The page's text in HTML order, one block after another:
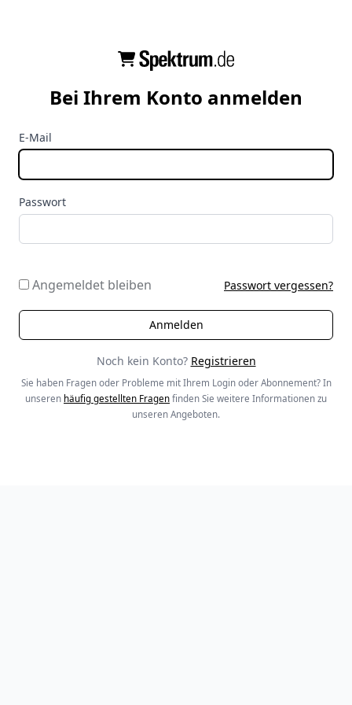
Bei Ihrem Konto anmelden
E-Mail
Passwort
Angemeldet bleiben Passwort vergessen?
Noch kein Konto? Registrieren
Sie haben Fragen oder Probleme mit Ihrem Login oder Abonnement? In
unseren häufig gestellten Fragen finden Sie weitere Informationen zu
unseren Angeboten.